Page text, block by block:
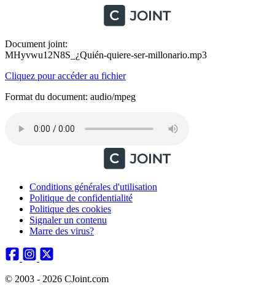
Document joint:
MHyvwu12N8S_¿Quién-quiere-ser-millonario.mp3
Cliquez pour accéder au fichier
Format du document: audio/mpeg
Conditions générales d'utilisation
Politique de confidentialité
Politique des cookies
Signaler un contenu
Marre des virus?
© 2003 - 2026 CJoint.com